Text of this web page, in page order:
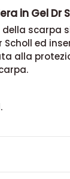
in Gel Dr
scarpa
Scholl ed
alla